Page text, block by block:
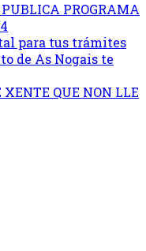
PUBLICA PROGRAMA
para tus trámites
de As Nogais te
QUE NON LLE